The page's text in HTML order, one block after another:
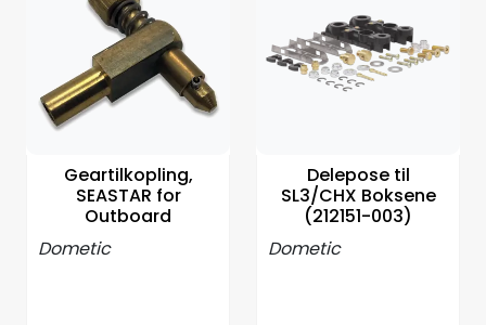
Geartilkopling,
SEASTAR for
Outboard
Dometic
Delepose til
SL3/CHX Boksene
(212151-003)
Dometic